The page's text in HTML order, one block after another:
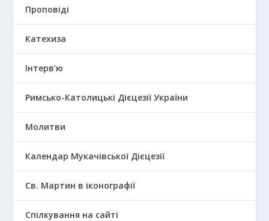
Проповіді
Катехиза
Інтерв’ю
Римсько-Католицькі Дієцезії України
Молитви
Календар Мукачівської Дієцезії
Св. Мартин в іконографії
Спілкування на сайті